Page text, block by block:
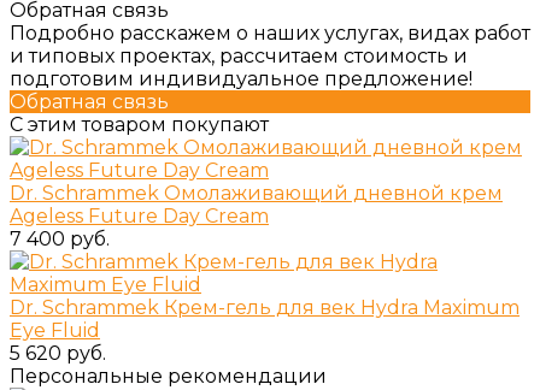
Обратная связь
Подробно расскажем о наших услугах, видах работ
и типовых проектах, рассчитаем стоимость и
подготовим индивидуальное предложение!
Обратная связь
С этим товаром покупают
Dr. Schrammek Омолаживающий дневной крем
Ageless Future Day Cream
7 400 руб.
Dr. Schrammek Крем-гель для век Hydra Maximum
Eye Fluid
5 620 руб.
Персональные рекомендации